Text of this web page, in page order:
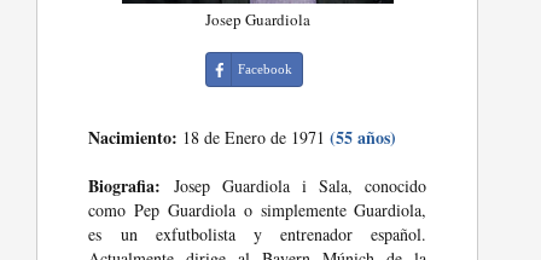
Josep Guardiola
Facebook
Nacimiento: 18 de Enero de 1971(55 años)
Biografia: Josep Guardiola i Sala, conocido
como Pep Guardiola o simplemente Guardiola,
es un exfutbolista y entrenador español.